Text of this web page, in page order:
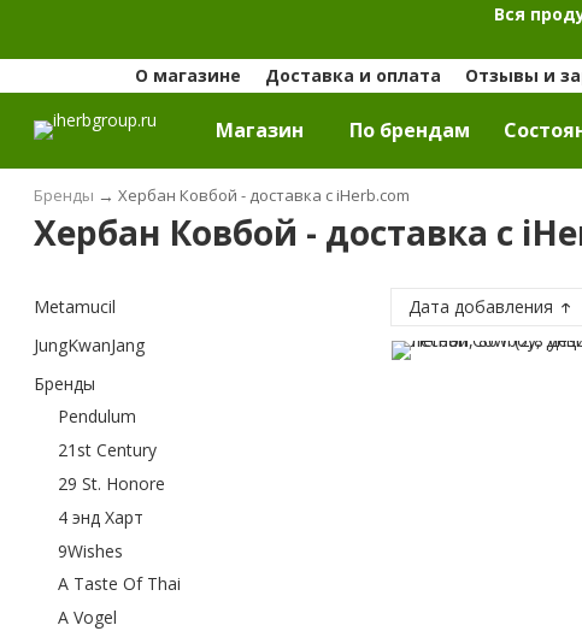
Вся
О магазине
Доставка и оплата Отзывы и
Магазин По брендам
Бренды → Хербан Ковбой - доставка с iHerb.com
Хербан Ковбой - доставка с
Metamucil
JungKwanJang
Бренды
Pendulum
21st Century
29 St. Honore
4 энд Харт
9Wishes
A Taste Of Thai
A Vogel
Дата добавления